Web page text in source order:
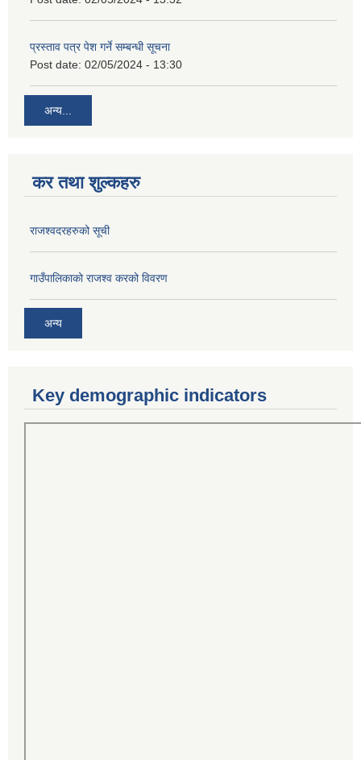
प्रस्ताव पत्र पेश गर्ने सम्बन्धी सूचना
Post date: 02/05/2024 - 13:30
अन्य...
कर तथा शुल्कहरु
राजश्वदरहरुको सूची
गाउँपालिकाको राजश्व करको विवरण
अन्य
Key demographic indicators